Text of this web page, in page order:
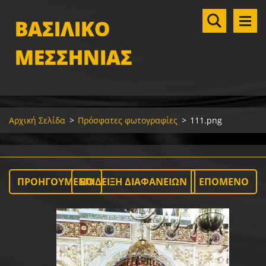
ΒΑΣΙΛΙΚΟ
ΜΕΣΣΗΝΙΑΣ
Αρχική Σελίδα > Πρόσφατες φωτογραφίες > 111.png
ΠΡΟΗΓΟΎΜΕΝΟΕΠΊΔΕΙΞΗ ΔΙΑΦΑΝΕΙΏΝ ΕΠΌΜΕΝΟ